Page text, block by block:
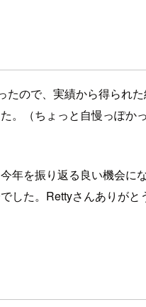
たので、実績から得られ
。（ちょっと自慢っぽか
年を振り返る良い機会に
した。Rettyさんありがと